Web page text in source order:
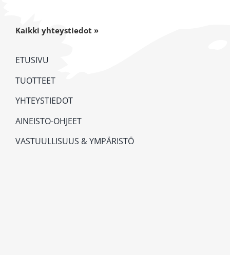
Kaikki yhteystiedot »
ETUSIVU
TUOTTEET
YHTEYSTIEDOT
AINEISTO-OHJEET
VASTUULLISUUS & YMPÄRISTÖ